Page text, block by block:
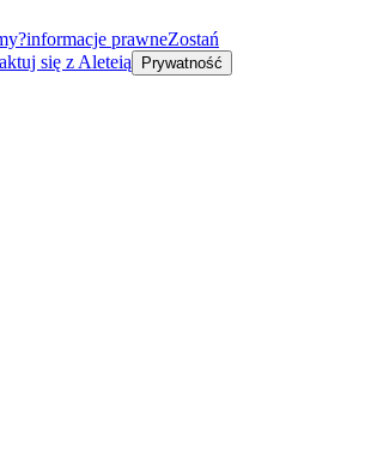
informacje prawneZostań
się z Aleteią Prywatność